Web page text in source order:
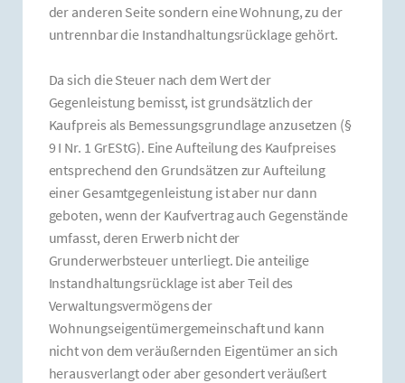
der anderen Seite sondern eine Wohnung, zu der
untrennbar die Instandhaltungsrücklage gehört.
Da sich die Steuer nach dem Wert der
Gegenleistung bemisst, ist grundsätzlich der
Kaufpreis als Bemessungsgrundlage anzusetzen (§
9 I Nr. 1 GrEStG). Eine Aufteilung des Kaufpreises
entsprechend den Grundsätzen zur Aufteilung
einer Gesamtgegenleistung ist aber nur dann
geboten, wenn der Kaufvertrag auch Gegenstände
umfasst, deren Erwerb nicht der
Grunderwerbsteuer unterliegt. Die anteilige
Instandhaltungsrücklage ist aber Teil des
Verwaltungsvermögens der
Wohnungseigentümergemeinschaft und kann
nicht von dem veräußernden Eigentümer an sich
herausverlangt oder aber gesondert veräußert